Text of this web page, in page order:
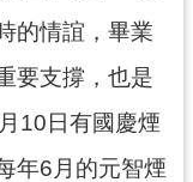
的情誼，畢業
要支撐，也是
10日有國慶煙
年6月的元智煙